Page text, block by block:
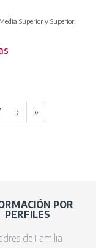
Superior y Superior,
› »
POR
PERFILES
de Familia